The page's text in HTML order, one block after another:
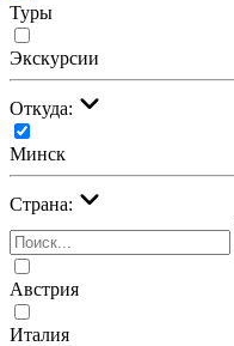
Туры
Экскурсии
Откуда:
Минск
Страна:
Австрия
Италия